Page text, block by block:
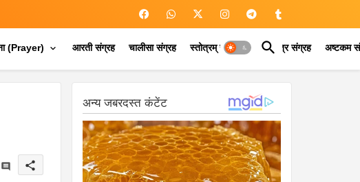
(Prayer) आरती संग्रह चालीसा संग्रह स्तोत्रम् संग्रह कवच मंत्र संग्रह अष्टकम
share